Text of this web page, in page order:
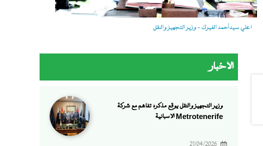
اعلي سيدأحمد الفيرك - وزير التجهيز والنقل
الأخبار
وزير التجهيز والنقل يوقع مذكرة تفاهم مع شركة
Metrotenerife الإسبانية
21/04/2026